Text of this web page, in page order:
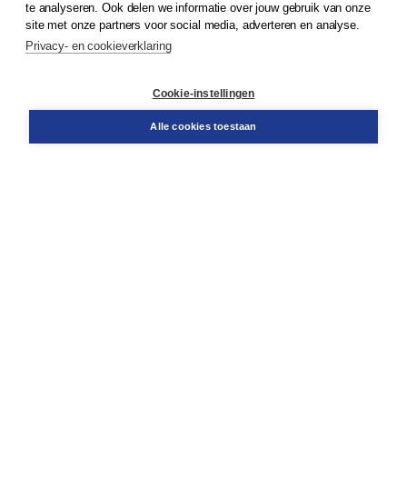
Klantenservice
Service & informatie
Contact
te analyseren. Ook delen we informatie over jouw gebruik van onze
site met onze partners voor social media, adverteren en analyse.
Privacy- en cookieverklaring
Cookie-instellingen
Alle cookies toestaan